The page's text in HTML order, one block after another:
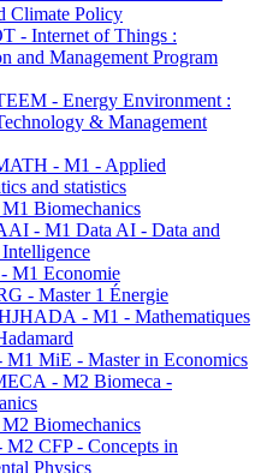
Climate Policy
- Internet of Things :
and Management Program
- Energy Environment :
& Management
- M1 - Applied
and statistics
Biomechanics
- M1 Data AI - Data and
M1 Economie
- Master 1 Énergie
- M1 - Mathematiques
MiE - Master in Economics
- M2 Biomeca -
Biomechanics
M2 CFP - Concepts in
Physics